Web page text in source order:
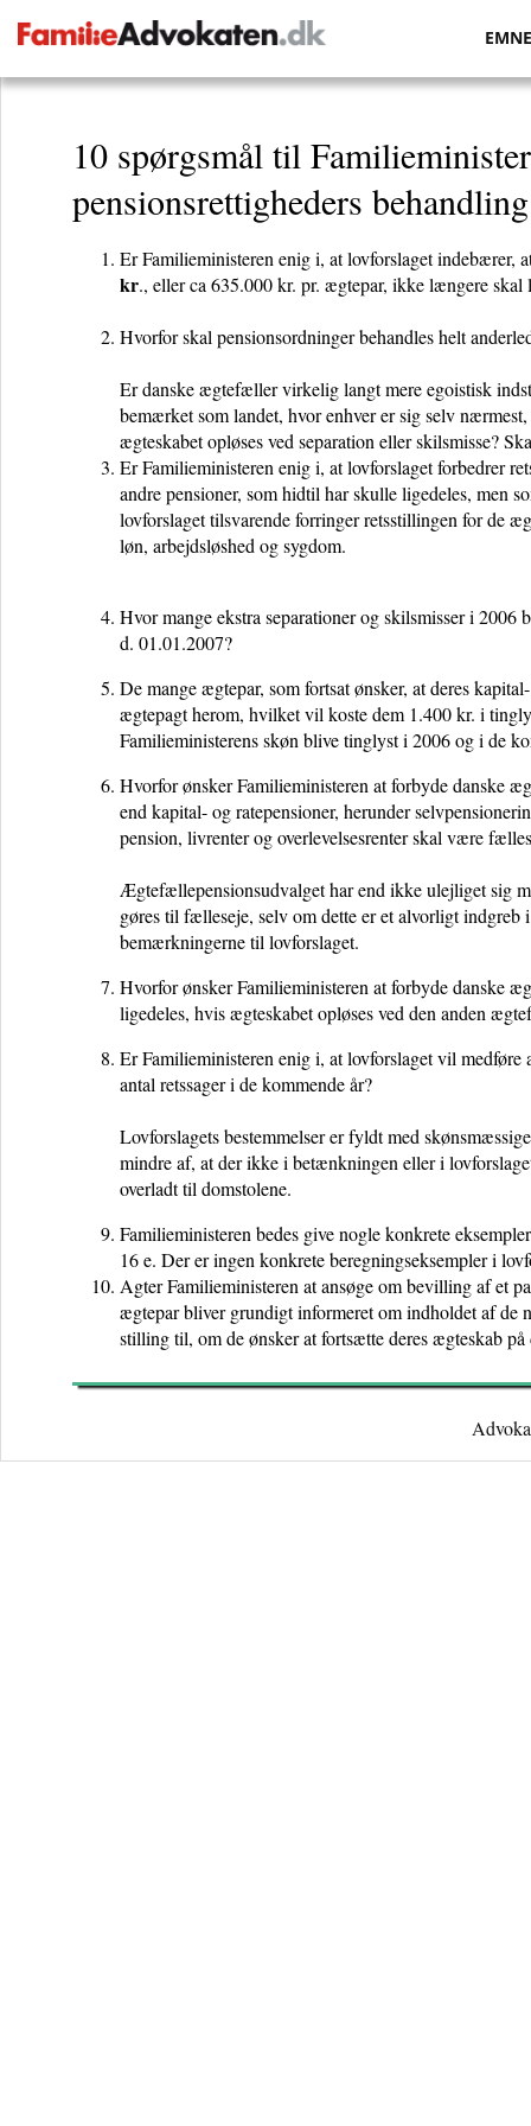
10 spørgsmål til
pensionsrettigheders
Er Familieministeren enig i, at lovforslaget indebærer,
kr., eller ca 635.000 kr. pr. ægtepar, ikke længere skal
Hvorfor skal pensionsordningerbehandleshelt
Er danske ægtefæller virkelig langt mere egoistisk
bemærket som landet, hvor enhver er sig selv
ægteskabet opløses ved separation eller skilsmisse?
Er Familieministeren enig i, at lovforslaget forbedrer
andre pensioner, som hidtil har skulle ligedeles, men
lovforslaget tilsvarende forringer retsstillingen for de
løn, arbejdsløshed og sygdom.
Hvor mange ekstra separationer og skilsmisser i
d. 01.01.2007?
De mange ægtepar, som fortsat ønsker, at deres
ægtepagt herom, hvilket vil koste dem 1.400 kr. i
Familieministerens skøn blive tinglyst i 2006 og i de
Hvorfor ønsker Familieministeren at forbyde danske
end kapital- og ratepensioner, herunder
pension, livrenter og overlevelsesrenter skal være
Ægtefællepensionsudvalget har end ikke ulejliget sig
gøres til fælleseje, selv om dette er et alvorligt
bemærkningerne til lovforslaget.
Hvorfor ønsker Familieministeren at forbyde danske
ligedeles, hvis ægteskabet opløses ved den anden
Er Familieministeren enig i, at lovforslaget vil
antal retssager i de kommende år?
Lovforslagets bestemmelser er fyldt med
mindre af, at der ikke i betænkningen eller i
overladt til domstolene.
Familieministeren bedes give nogle konkrete
16 e. Der er ingen konkrete beregningseksempler i
Agter Familieministeren at ansøge om bevilling af et
ægtepar bliver grundigt informeret om indholdet af de
stilling til, om de ønsker at fortsætte deres ægteskab